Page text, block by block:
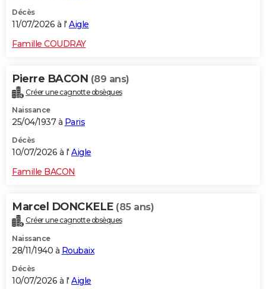
Décès
11/07/2026 à l' Aigle
Famille COUDRAY
Pierre BACON (89 ans)
Créer une cagnotte obsèques
Naissance
25/04/1937 à Paris
Décès
10/07/2026 à l' Aigle
Famille BACON
Marcel DONCKELE (85 ans)
Créer une cagnotte obsèques
Naissance
28/11/1940 à Roubaix
Décès
10/07/2026 à l' Aigle